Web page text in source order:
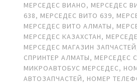
МЕРСЕДЕС ВИАНО, МЕРСЕДЕС
638, МЕРСЕДЕС ВИТО 639,
МЕРСЕДЕС ВИТО АЛМАТЫ,
МЕРСЕДЕС КАЗАХСТАН,
МЕРСЕДЕС МАГАЗИН ЗАПЧАСТЕЙ
СПРИНТЕР АЛМАТЫ, МЕРСЕДЕС
МИКРОАВТОБУС МЕРСЕДЕС,
АВТОЗАПЧАСТЕЙ, НОМЕР